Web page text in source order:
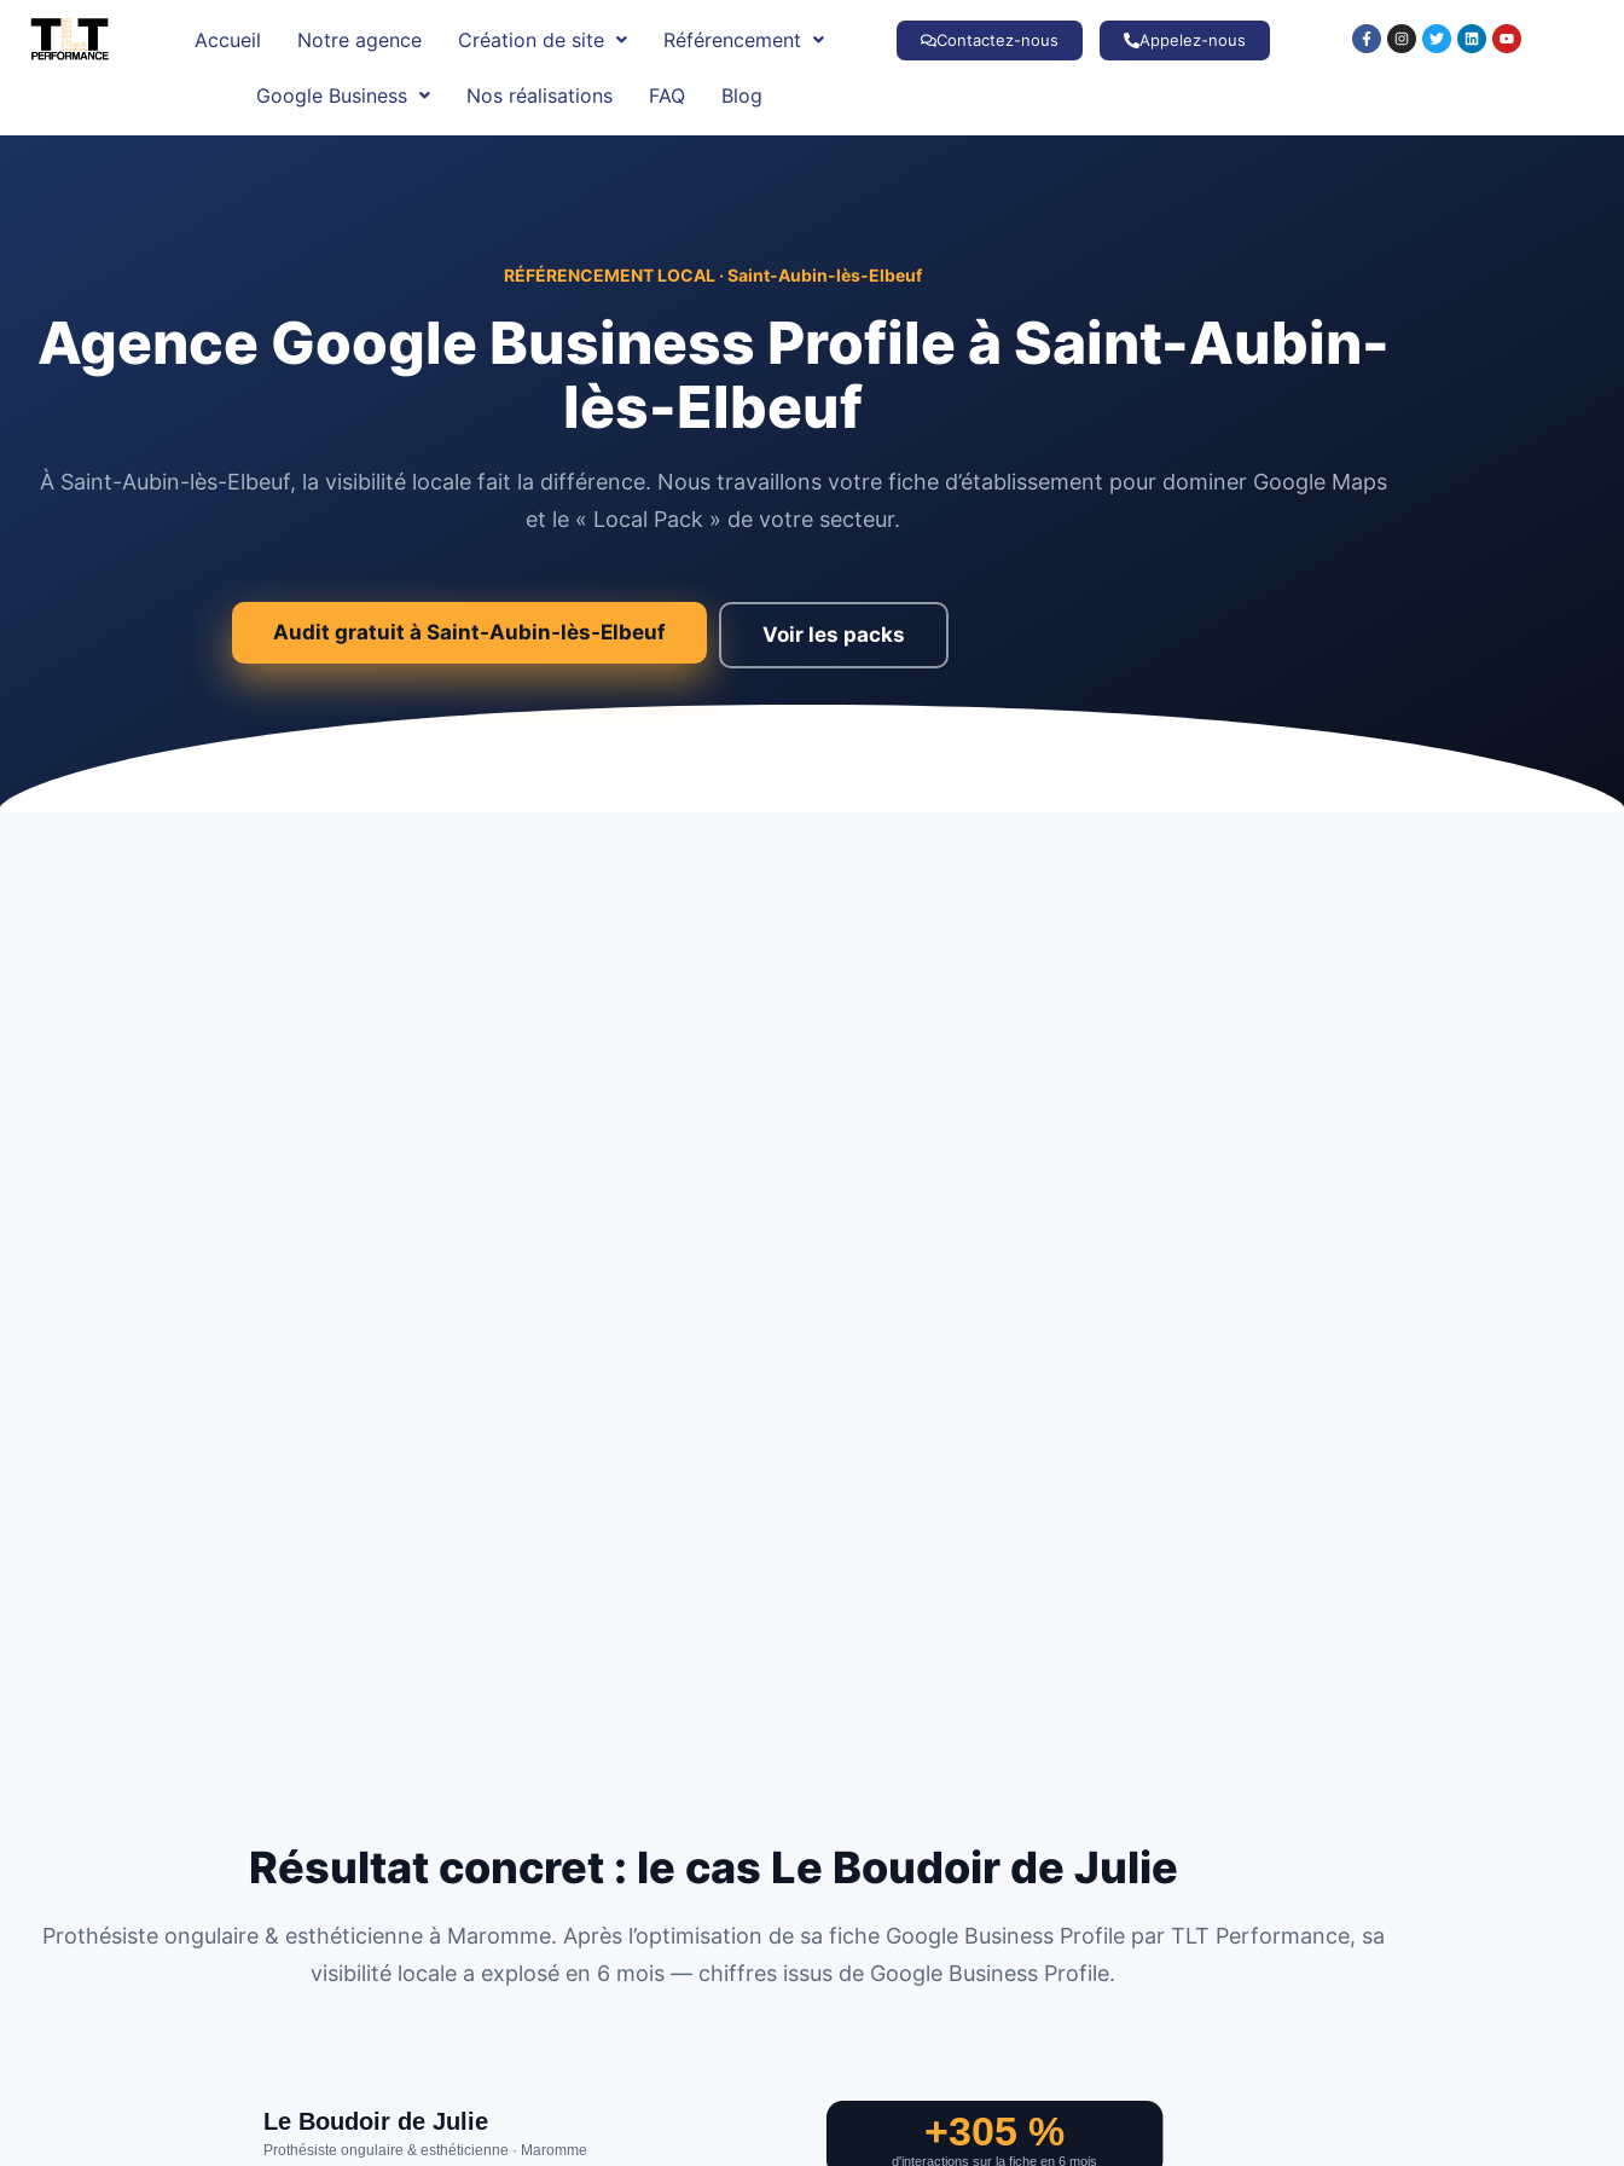
Accueil Notre agence Création de site Référencement
Google Business Nos réalisations FAQ Blog
Contactez-nous Appelez-nous
RÉFÉRENCEMENT LOCAL · Saint-Aubin-lès-Elbeuf
Agence Google Business Profile à Saint-Aubin-
lès-Elbeuf
À Saint-Aubin-lès-Elbeuf, la visibilité locale fait la différence. Nous travaillons votre fiche d’établissement pour dominer Google Maps
et le « Local Pack » de votre secteur.
Audit gratuit à Saint-Aubin-lès-Elbeuf Voir les packs
Résultat concret : le cas Le Boudoir de Julie
Prothésiste ongulaire & esthéticienne à Maromme. Après l’optimisation de sa fiche Google Business Profile par TLT Performance, sa
visibilité locale a explosé en 6 mois — chiffres issus de Google Business Profile.